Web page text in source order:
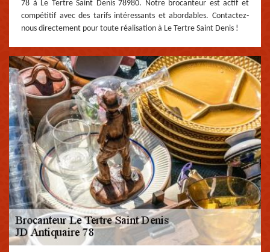
78 à Le Tertre Saint Denis 78980. Notre brocanteur est actif et
compétitif avec des tarifs intéressants et abordables. Contactez-
nous directement pour toute réalisation à Le Tertre Saint Denis !